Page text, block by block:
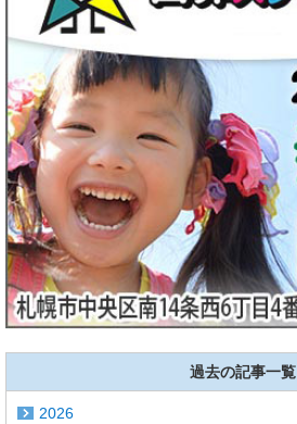
過去の記事一覧
2026